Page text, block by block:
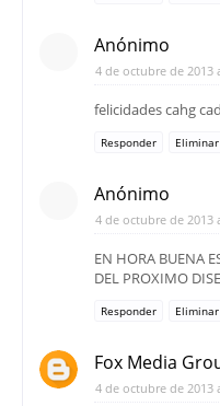
Anónimo
4 de octubre de 2013
felicidades cahg
Responder Eliminar
Anónimo
4 de octubre de 2013
EN HORA BUENA
DEL PROXIMO
Responder Eliminar
Fox Media
4 de octubre de 2013